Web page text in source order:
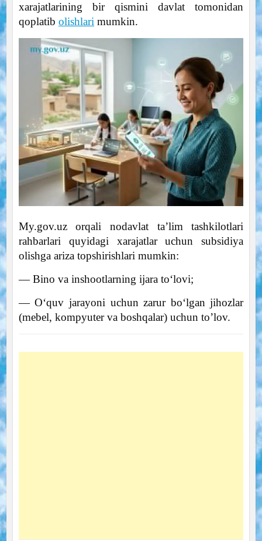
xarajatlarining bir qismini davlat tomonidan
qoplatib olishlari mumkin.
My.gov.uz orqali nodavlat ta’lim tashkilotlari
rahbarlari quyidagi xarajatlar uchun subsidiya
olishga ariza topshirishlari mumkin:
— Bino va inshootlarning ijara to‘lovi;
— O‘quv jarayoni uchun zarur bo‘lgan jihozlar
(mebel, kompyuter va boshqalar) uchun to’lov.